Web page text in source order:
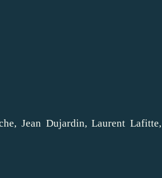
Jean Dujardin, Laurent Lafitte,